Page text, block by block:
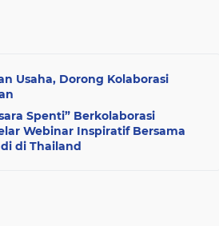
Usaha, Dorong Kolaborasi
Spenti” Berkolaborasi
Webinar Inspiratif Bersama
di Thailand